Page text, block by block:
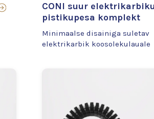
CONI suur
pistikupesa komplekt
Minimaalse disainiga suletav
elektrikarbik koosolekulauale